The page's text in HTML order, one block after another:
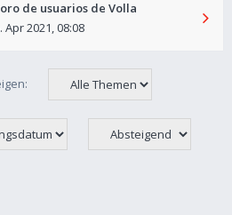
de usuarios de Volla
Apr 2021, 08:08